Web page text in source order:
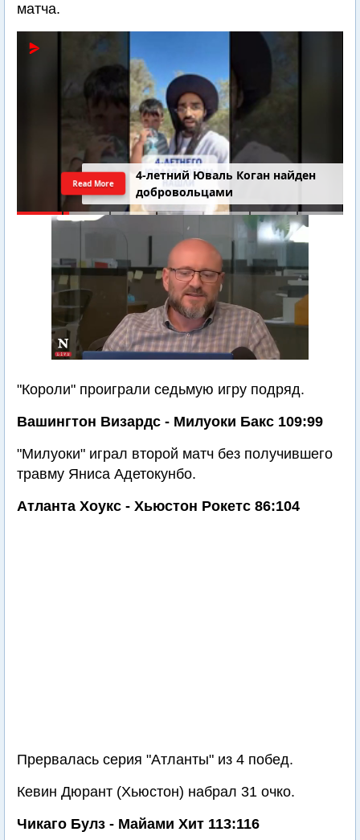
матча.
4-летний Юваль Коган найден
добровольцами
Read More
"Короли" проиграли седьмую игру подряд.
Вашингтон Визардс - Милуоки Бакс 109:99
"Милуоки" играл второй матч без получившего
травму Яниса Адетокунбо.
Атланта Хоукс - Хьюстон Рокетс 86:104
Прервалась серия "Атланты" из 4 побед.
Кевин Дюрант (Хьюстон) набрал 31 очко.
Чикаго Булз - Майами Хит 113:116